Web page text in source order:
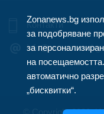
Контакти
info@zonanews.bg
© Copyright 2020,
Zonanews.bg
за подобряване
за
на
автоматично
„бисквитки“.